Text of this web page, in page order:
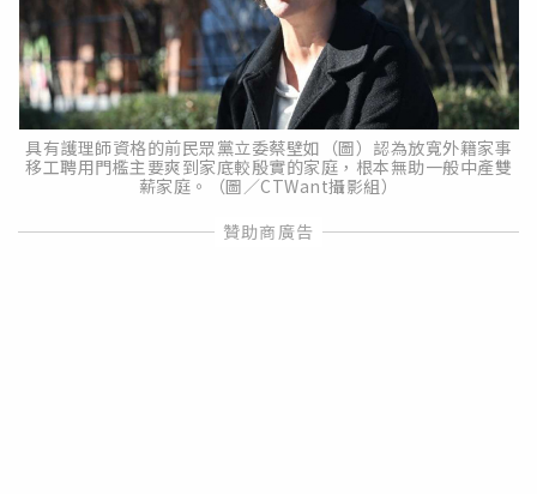
具有護理師資格的前民眾黨立委蔡壁如（圖）認為放寬外籍家事
移工聘用門檻主要爽到家底較殷實的家庭，根本無助一般中產雙
薪家庭。（圖／CTWant攝影組）